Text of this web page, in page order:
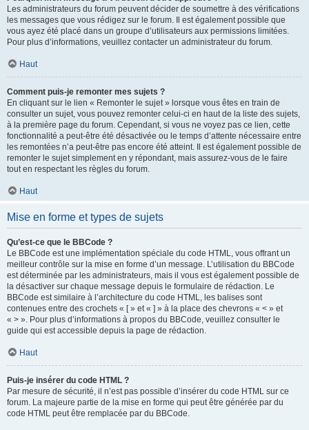
Les administrateurs du forum peuvent décider de soumettre à des vérifications
les messages que vous rédigez sur le forum. Il est également possible que
vous ayez été placé dans un groupe d’utilisateurs aux permissions limitées.
Pour plus d’informations, veuillez contacter un administrateur du forum.
Haut
Comment puis-je remonter mes sujets ?
En cliquant sur le lien « Remonter le sujet » lorsque vous êtes en train de
consulter un sujet, vous pouvez remonter celui-ci en haut de la liste des sujets,
à la première page du forum. Cependant, si vous ne voyez pas ce lien, cette
fonctionnalité a peut-être été désactivée ou le temps d’attente nécessaire entre
les remontées n’a peut-être pas encore été atteint. Il est également possible de
remonter le sujet simplement en y répondant, mais assurez-vous de le faire
tout en respectant les règles du forum.
Haut
Mise en forme et types de sujets
Qu’est-ce que le BBCode ?
Le BBCode est une implémentation spéciale du code HTML, vous offrant un
meilleur contrôle sur la mise en forme d’un message. L’utilisation du BBCode
est déterminée par les administrateurs, mais il vous est également possible de
la désactiver sur chaque message depuis le formulaire de rédaction. Le
BBCode est similaire à l’architecture du code HTML, les balises sont
contenues entre des crochets « [ » et « ] » à la place des chevrons « < » et
« > ». Pour plus d’informations à propos du BBCode, veuillez consulter le
guide qui est accessible depuis la page de rédaction.
Haut
Puis-je insérer du code HTML ?
Par mesure de sécurité, il n’est pas possible d’insérer du code HTML sur ce
forum. La majeure partie de la mise en forme qui peut être générée par du
code HTML peut être remplacée par du BBCode.